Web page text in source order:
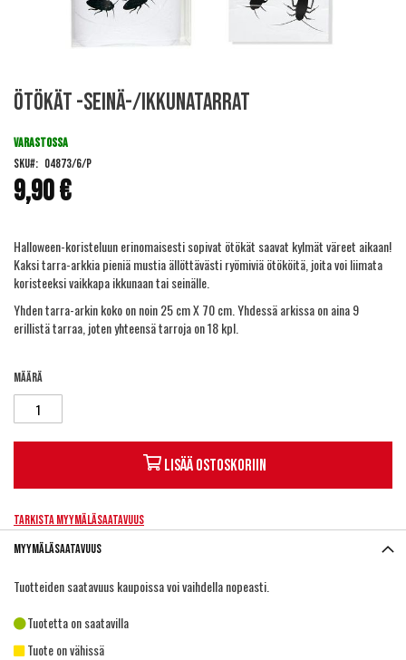
to
beginning
the
images
gallery
Ötökät -seinä-/ikkunatarrat
9,90 €
VARASTOSSA
SKU
04873/6/P
Halloween-koristeluun erinomaisesti sopivat ötökät saavat kylmät väreet aikaan!
Kaksi tarra-arkkia pieniä mustia ällöttävästi ryömiviä ötököitä, joita voi liimata
koristeeksi vaikkapa ikkunaan tai seinälle.
Yhden tarra-arkin koko on noin 25 cm X 70 cm. Yhdessä arkissa on aina 9
erillistä tarraa, joten yhteensä tarroja on 18 kpl.
Määrä
Lisää ostoskoriin
Tarkista myymäläsaatavuus
Myymäläsaatavuus
Tuotteiden saatavuus kaupoissa voi vaihdella nopeasti.
Tuotetta on saatavilla
Tuote on vähissä